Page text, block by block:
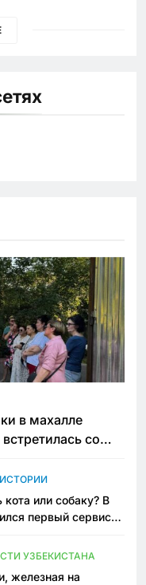
в махалле
со
ИСТОРИИ
или собаку? В
первый сервис
УЗБЕКИСТАНА
железная на